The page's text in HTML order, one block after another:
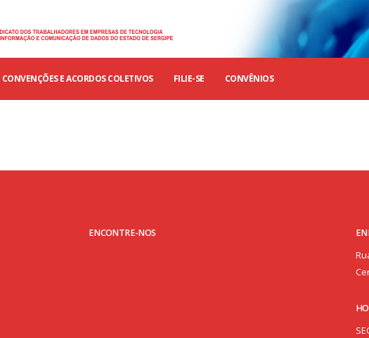
CONVENÇÕES E ACORDOS COLETIVOS FILIE-SE CONVÊNIOS
ENCONTRE-NOS